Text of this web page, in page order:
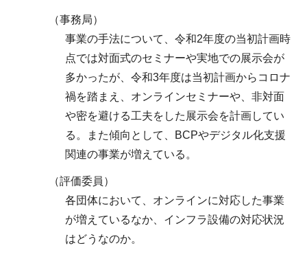
（事務局）
事業の手法について、令和2年度の当初計画時
点では対面式のセミナーや実地での展示会が
多かったが、令和3年度は当初計画からコロナ
禍を踏まえ、オンラインセミナーや、非対面
や密を避ける工夫をした展示会を計画してい
る。また傾向として、BCPやデジタル化支援
関連の事業が増えている。
（評価委員）
各団体において、オンラインに対応した事業
が増えているなか、インフラ設備の対応状況
はどうなのか。